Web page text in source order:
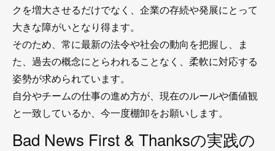
クを増大させるだけでなく、企業の存続や発展にとって
大きな障がいとなり得ます。
そのため、常に最新の法令や社会の動向を把握し、ま
た、過去の概念にとらわれることなく、柔軟に対応する
姿勢が求められています。
自分やチームの仕事の進め方が、現在のルールや価値観
と一致しているか、今一度棚卸をお願いします。
Bad News First & Thanksの実践の